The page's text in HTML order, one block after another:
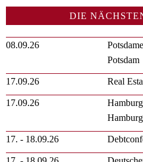
DIE
08.09.26
Potsdam
17.09.26 Real
17.09.26
Hamburg
17. - 18.09.26